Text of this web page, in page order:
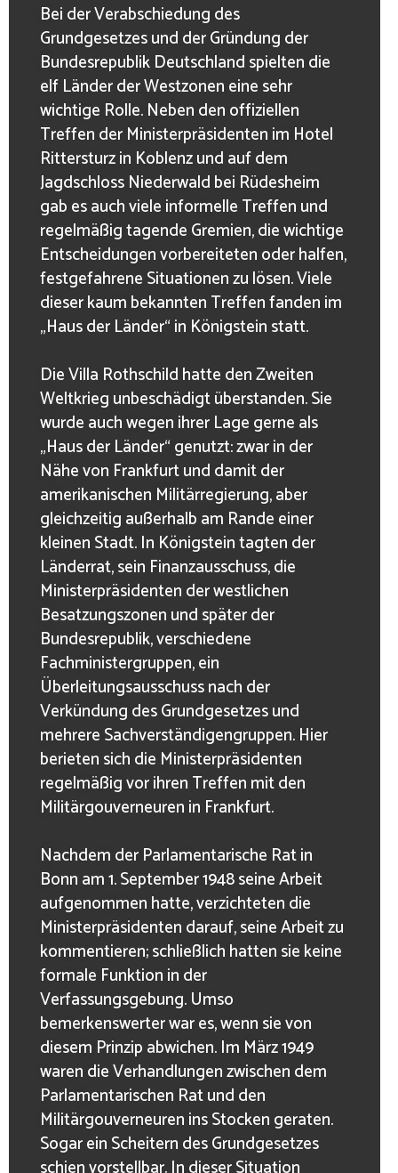
Bei der Verabschiedung des
Grundgesetzes und der Gründung der
Bundesrepublik Deutschland spielten die
elf Länder der Westzonen eine sehr
wichtige Rolle. Neben den offiziellen
Treffen der Ministerpräsidenten im Hotel
Rittersturz in Koblenz und auf dem
Jagdschloss Niederwald bei Rüdesheim
gab es auch viele informelle Treffen und
regelmäßig tagende Gremien, die wichtige
Entscheidungen vorbereiteten oder halfen,
festgefahrene Situationen zu lösen. Viele
dieser kaum bekannten Treffen fanden im
„Haus der Länder“ in Königstein statt.
Die Villa Rothschild hatte den Zweiten
Weltkrieg unbeschädigt überstanden. Sie
wurde auch wegen ihrer Lage gerne als
„Haus der Länder“ genutzt: zwar in der
Nähe von Frankfurt und damit der
amerikanischen Militärregierung, aber
gleichzeitig außerhalb am Rande einer
kleinen Stadt. In Königstein tagten der
Länderrat, sein Finanzausschuss, die
Ministerpräsidenten der westlichen
Besatzungszonen und später der
Bundesrepublik, verschiedene
Fachministergruppen, ein
Überleitungsausschuss nach der
Verkündung des Grundgesetzes und
mehrere Sachverständigengruppen. Hier
berieten sich die Ministerpräsidenten
regelmäßig vor ihren Treffen mit den
Militärgouverneuren in Frankfurt.
Nachdem der Parlamentarische Rat in
Bonn am 1. September 1948 seine Arbeit
aufgenommen hatte, verzichteten die
Ministerpräsidenten darauf, seine Arbeit zu
kommentieren; schließlich hatten sie keine
formale Funktion in der
Verfassungsgebung. Umso
bemerkenswerter war es, wenn sie von
diesem Prinzip abwichen. Im März 1949
waren die Verhandlungen zwischen dem
Parlamentarischen Rat und den
Militärgouverneuren ins Stocken geraten.
Sogar ein Scheitern des Grundgesetzes